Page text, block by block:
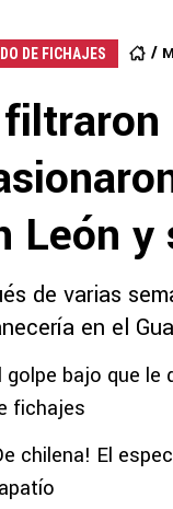
DE FICHAJES
León y
de varias
en el
golpe bajo que
fichajes
chilena! El